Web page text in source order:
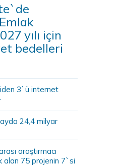
yılı için
bedelleri
3`ü internet
24,4 milyar
araştırmacı
alan 75 projenin 7`si